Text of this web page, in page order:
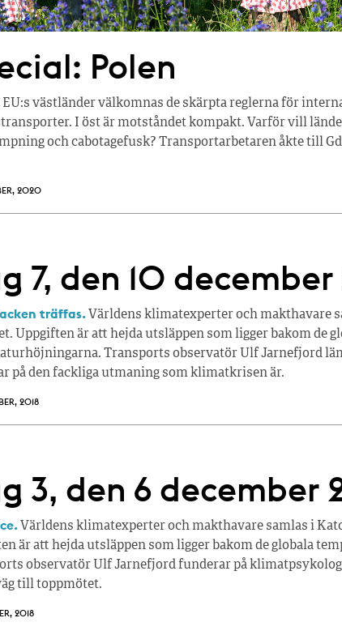
Polen
EU:s västländer välkomnas de skärpta reglerna för
I öst är motståndet kompakt. Varför vill
och cabotagefusk? Transportarbetaren åkte till
2020
7, den 10 december
träffas. Världens klimatexperter och makthavare
Uppgiften är att hejda utsläppen som ligger bakom de
Transports observatör Ulf Jarnefjord
på den fackliga utmaning som klimatkrisen är.
2018
3, den 6 december
Världens klimatexperter och makthavare samlas i
är att hejda utsläppen som ligger bakom de globala
observatör Ulf Jarnefjord funderar på
till toppmötet.
2018